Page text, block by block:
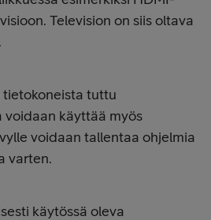
Television on siis oltava
tuttu
voidaan käyttää myös
voidaan tallentaa ohjelmia
varten.
käytössä oleva